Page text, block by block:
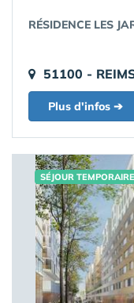
RÉSIDENCE LES
51100 -
Plus d'infos ➔
SÉJOUR TEMPORAIRE